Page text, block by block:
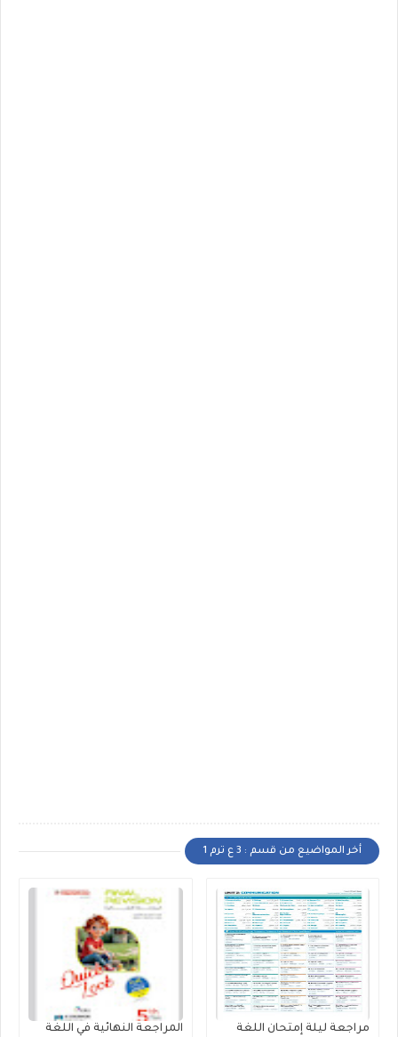
أخر المواضيع من قسم : 3 ع ترم 1
مراجعة ليلة إمتحان اللغة
المراجعة النهائية في اللغة